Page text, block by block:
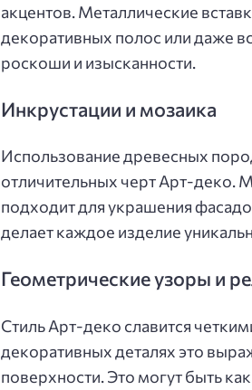
акцентов. Металлические
декоративных полос или даже
роскоши и изысканности.
Инкрустации и мозаика
Использование древесных
отличительных черт Арт-деко.
подходит для украшения
делает каждое изделие
Геометрические узоры и
Стиль Арт-деко славится
декоративных деталях это
поверхности. Это могут быть